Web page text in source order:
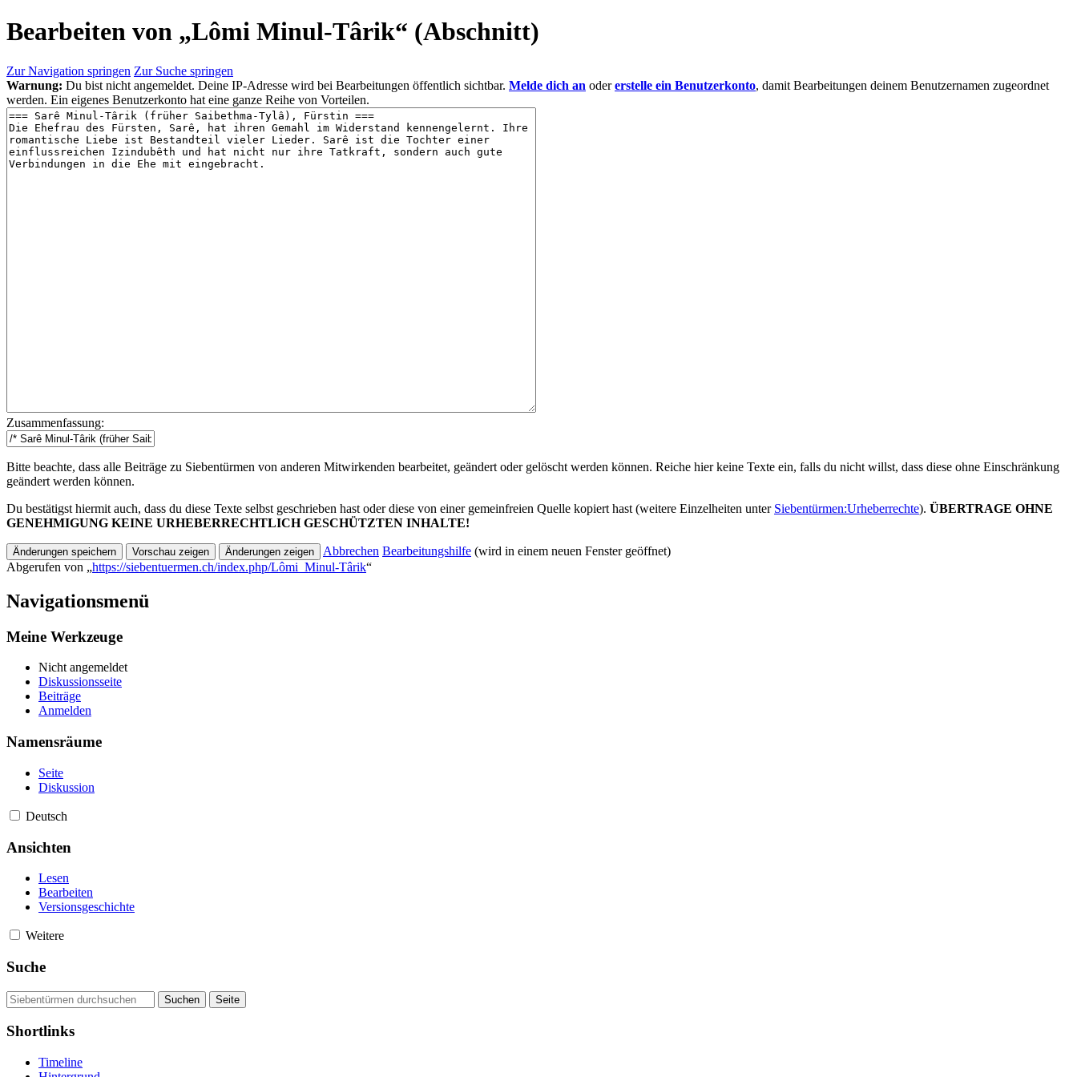
Bearbeiten von „Lômi Minul-Târik“ (Abschnitt)
Zur Navigation springen Zur Suche springen
Warnung: Du bist nicht angemeldet. Deine IP-Adresse wird bei Bearbeitungen öffentlich sichtbar. Melde dich an odererstelle ein Benutzerkonto, damit Bearbeitungen deinem Benutzernamen zugeordnet
werden. Ein eigenes Benutzerkonto hat eine ganze Reihe von Vorteilen.
Zusammenfassung:
Bitte beachte, dass alle Beiträge zu Siebentürmen von anderen Mitwirkenden bearbeitet, geändert oder gelöscht werden können. Reiche hier keine Texte ein, falls du nicht willst, dass diese ohne Einschränkung
geändert werden können.
Du bestätigst hiermit auch, dass du diese Texte selbst geschrieben hast oder diese von einer gemeinfreien Quelle kopiert hast (weitere Einzelheiten unter Siebentürmen:Urheberrechte). ÜBERTRAGE OHNE
GENEHMIGUNG KEINE URHEBERRECHTLICH GESCHÜTZTEN INHALTE!
Abbrechen Bearbeitungshilfe (wird in einem neuen Fenster geöffnet)
Abgerufen von „https://siebentuermen.ch/index.php/Lômi_Minul-Târik“
Navigationsmenü
Meine Werkzeuge
Nicht angemeldet
Diskussionsseite
Beiträge
Anmelden
Namensräume
Seite
Diskussion
Deutsch
Ansichten
Lesen
Bearbeiten
Versionsgeschichte
Weitere
Suche
Shortlinks
Timeline